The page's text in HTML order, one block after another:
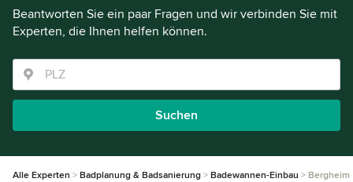
Beantworten Sie ein paar Fragen und wir verbinden Sie mit
Experten, die Ihnen helfen können.
Suchen
Alle Experten Badplanung & Badsanierung Badewannen-Einbau Bergheim